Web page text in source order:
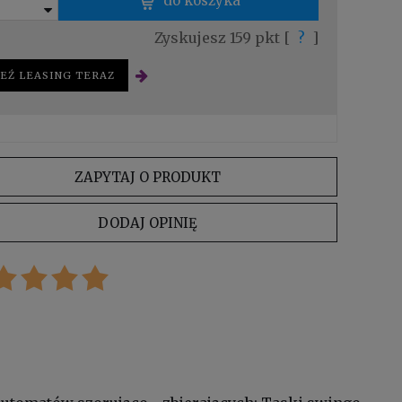
Zyskujesz 159 pkt [ ? ]
LEASING TERAZ
ZAPYTAJ O PRODUKT
DODAJ OPINIĘ